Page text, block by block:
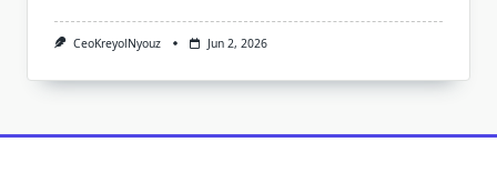
CeoKreyolNyouz Jun 2, 2026